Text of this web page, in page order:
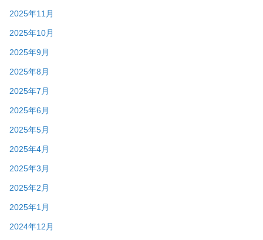
2025年11月
2025年10月
2025年9月
2025年8月
2025年7月
2025年6月
2025年5月
2025年4月
2025年3月
2025年2月
2025年1月
2024年12月